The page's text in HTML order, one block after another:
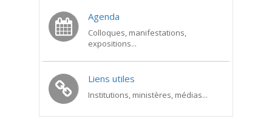
Agenda
Colloques, manifestations,
expositions...
Liens utiles
Institutions, ministères, médias...